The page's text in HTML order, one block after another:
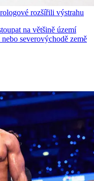
rozšířili výstrahu
na většině území
severovýchodě země